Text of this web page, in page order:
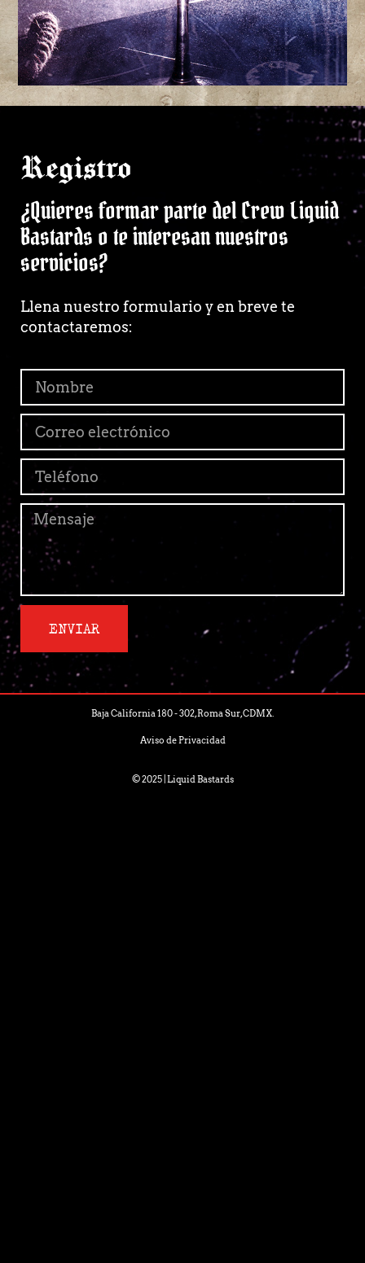
Registro
¿Quieres formar parte del Crew Liquid
Bastards o te interesan nuestros
servicios?
Llena nuestro formulario y en breve te
contactaremos:
ENVIAR
© 2025 | Liquid Bastards
Baja California 180 - 302, Roma Sur, CDMX.
Aviso de Privacidad